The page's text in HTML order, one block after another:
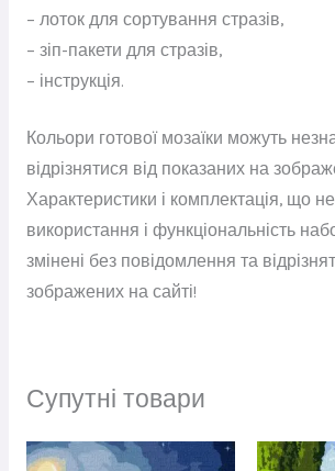
– лоток для сортування стразів,
– зіп-пакети для стразів,
– інструкція.
Кольори готової мозаїки можуть
відрізнятися від показаних на
Характеристики і комплектація, що
використання і функціональність
змінені без повідомлення та
зображених на сайті!
Супутні товари